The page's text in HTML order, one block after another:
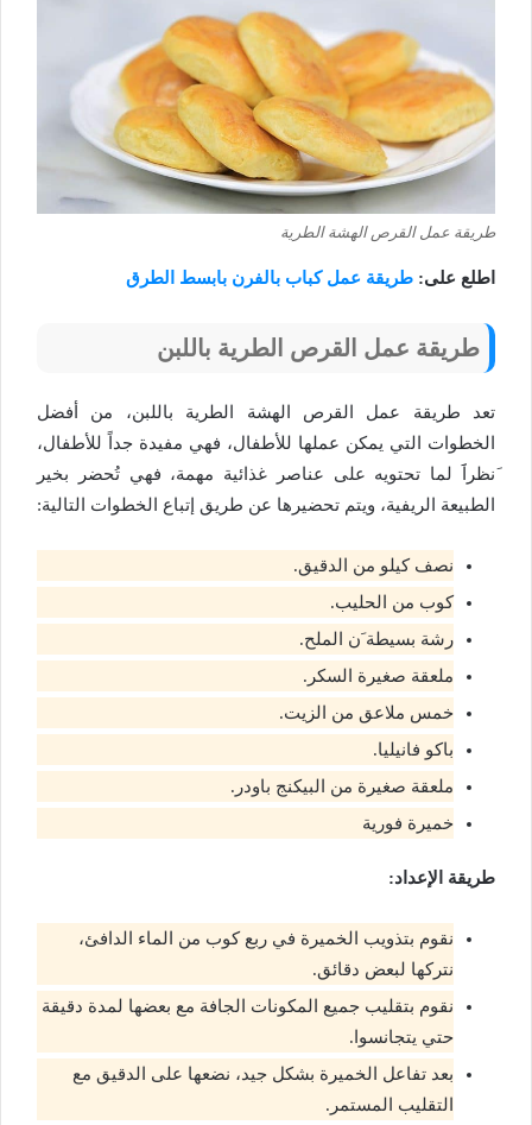
طريقة عمل القرص الهشة الطرية
اطلع على: طريقة عمل كباب بالفرن بابسط الطرق
طريقة عمل القرص الطرية باللبن
تعد طريقة عمل القرص الهشة الطرية باللبن، من أفضل
الخطوات التي يمكن عملها للأطفال، فهي مفيدة جداً للأطفال،
َنظراََ لما تحتويه على عناصر غذائية مهمة، فهي تُحضر بخير
الطبيعة الريفية، ويتم تحضيرها عن طريق إتباع الخطوات التالية:
نصف كيلو من الدقيق.
كوب من الحليب.
رشة بسيطة َن الملح.
ملعقة صغيرة السكر.
خمس ملاعق من الزيت.
باكو فانيليا.
ملعقة صغيرة من البيكنج باودر.
خميرة فورية
طريقة الإعداد:
نقوم بتذويب الخميرة في ربع كوب من الماء الدافئ،
نتركها لبعض دقائق.
نقوم بتقليب جميع المكونات الجافة مع بعضها لمدة دقيقة
حتي يتجانسوا.
بعد تفاعل الخميرة بشكل جيد، نضعها على الدقيق مع
التقليب المستمر.